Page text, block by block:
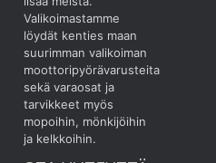
Valikoimastamme
löydät kenties maan
suurimman valikoiman
moottoripyörävarusteita
sekä varaosat ja
tarvikkeet myös
mopoihin, mönkijöihin
ja kelkkoihin.